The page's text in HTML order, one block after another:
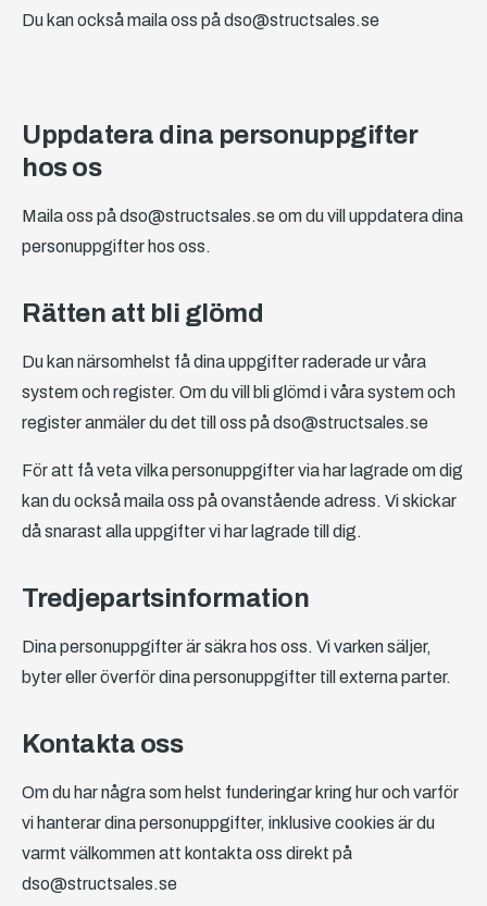
Du kan också maila oss på dso@structsales.se
Uppdatera dina personuppgifter
hos os
Maila oss på dso@structsales.se om du vill uppdatera dina
personuppgifter hos oss.
Rätten att bli glömd
Du kan närsomhelst få dina uppgifter raderade ur våra
system och register. Om du vill bli glömd i våra system och
register anmäler du det till oss på dso@structsales.se
För att få veta vilka personuppgifter via har lagrade om dig
kan du också maila oss på ovanstående adress. Vi skickar
då snarast alla uppgifter vi har lagrade till dig.
Tredjepartsinformation
Dina personuppgifter är säkra hos oss. Vi varken säljer,
byter eller överför dina personuppgifter till externa parter.
Kontakta oss
Om du har några som helst funderingar kring hur och varför
vi hanterar dina personuppgifter, inklusive cookies är du
varmt välkommen att kontakta oss direkt på
dso@structsales.se